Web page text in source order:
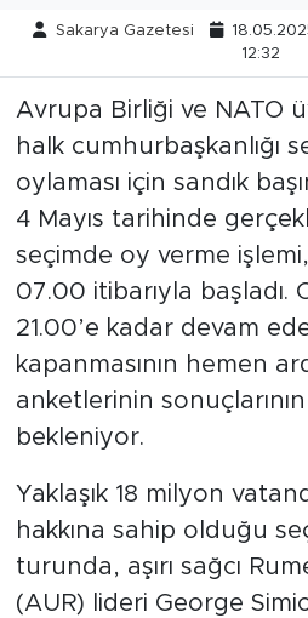
Sakarya Gazetesi
12:32
Avrupa Birliği ve NATO
halk cumhurbaşkanlığı
oylaması için sandık
4 Mayıs tarihinde
seçimde oy verme
07.00 itibarıyla başladı.
21.00’e kadar devam
kapanmasının hemen
anketlerinin
bekleniyor.
Yaklaşık 18 milyon
hakkına sahip olduğu
turunda, aşırı sağcı
(AUR) lideri George